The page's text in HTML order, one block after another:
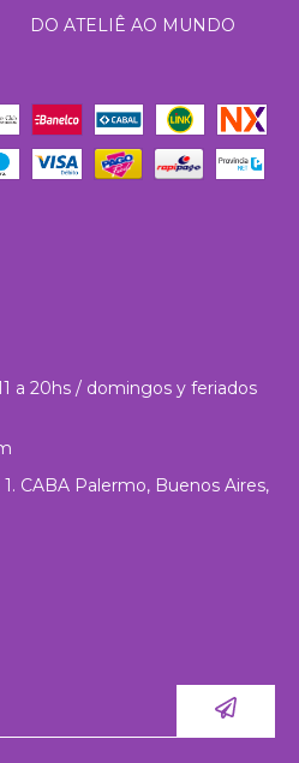
DO ATELIÊ AO MUNDO
a 20hs / domingos y feriados
CABA Palermo, Buenos Aires,